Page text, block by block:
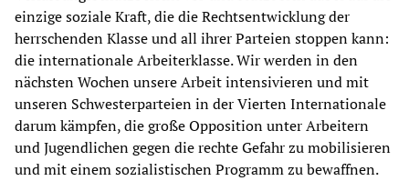
einzige soziale Kraft, die die Rechtsentwicklung der
herrschenden Klasse und all ihrer Parteien stoppen kann:
die internationale Arbeiterklasse. Wir werden in den
nächsten Wochen unsere Arbeit intensivieren und mit
unseren Schwesterparteien in der Vierten Internationale
darum kämpfen, die große Opposition unter Arbeitern
und Jugendlichen gegen die rechte Gefahr zu mobilisieren
und mit einem sozialistischen Programm zu bewaffnen.